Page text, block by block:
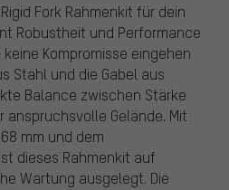
Rigid Fork Rahmenkit für dein
Robustheit und Performance
Kompromisse eingehen
Stahl und die Gabel aus
Balance zwischen Stärke
Gelände. Mit
mm und dem
dieses Rahmenkit auf
Wartung ausgelegt. Die